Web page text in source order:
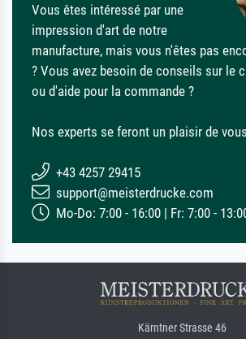
Vous êtes intéressé par une
impression d'art de notre
manufacture, mais vous n'êtes pas
? Vous avez besoin de conseils sur le
ou d'aide pour la commande ?
Nos experts se feront un plaisir de
+43 4257 29415
support@meisterdrucke.com
Mo-Do: 7:00 - 16:00 | Fr: 7:00 -
Kärntner Strasse 46